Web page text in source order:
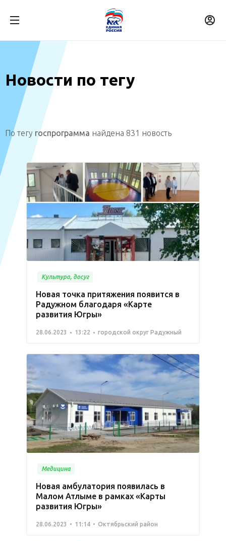
Новости по тегу
По тегу госпрограмма найдена 831 новость
Культура, досуг
Новая точка притяжения появится в
Радужном благодаря «Карте
развития Югры»
28.06.2023 13:22 городской округ Радужный
Медицина
Новая амбулатория появилась в
Малом Атлыме в рамках «Карты
развития Югры»
28.06.2023 11:14 Октябрьский район